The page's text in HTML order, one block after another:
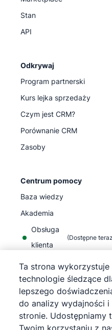
Stan
API
Odkrywaj
Program partnerski
Kurs lejka sprzedaży
Czym jest CRM?
Porównanie CRM
Zasoby
Centrum pomocy
Baza wiedzy
Akademia
Obsługa
klienta
(Dostępne teraz
© 2026Pipedrive
Pipedrive
Warunki korzystania z
Ta strona
technologie śledzące
lepszego
do analizy wydajności i
stronie. Udostępniamy
Twoim korzystaniu z